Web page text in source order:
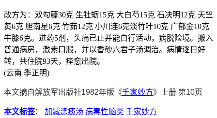
改方为：双勾藤30克 生牡蛎15克 大白芍15克 石决明12克 天竺
黄6克 胆南星6克 竹茹12克 小川连6克淡竹叶10克 广郁金10克
牛膝6克。进药5剂，头痛已止并能自行活动，病脱险境。搬入
普通病房，激素口服，并以香砂六君子汤调治。病情逐日好
转，共住院93天，痊愈出院。
(云南 季正明)
本文摘自解放军出版社1982年版《千家妙方》上册 第10页
本文标签： 加减涤痰汤 病毒性脑炎 千家妙方